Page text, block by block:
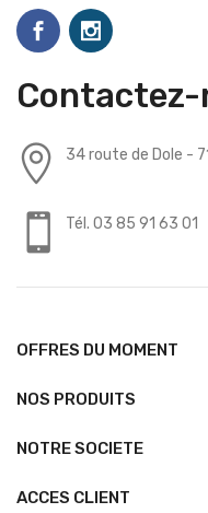
Contactez-
34 route de Dole -
Tél. 03 85 91 63 01
OFFRES DU MOMENT
NOS PRODUITS
NOTRE SOCIETE
ACCES CLIENT